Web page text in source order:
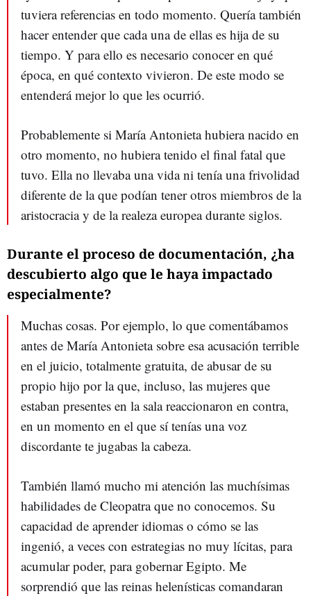
tuviera referencias en todo momento. Quería también
hacer entender que cada una de ellas es hija de su
tiempo. Y para ello es necesario conocer en qué
época, en qué contexto vivieron. De este modo se
entenderá mejor lo que les ocurrió.
Probablemente si María Antonieta hubiera nacido en
otro momento, no hubiera tenido el final fatal que
tuvo. Ella no llevaba una vida ni tenía una frivolidad
diferente de la que podían tener otros miembros de la
aristocracia y de la realeza europea durante siglos.
Durante el proceso de documentación, ¿ha
descubierto algo que le haya impactado
especialmente?
Muchas cosas. Por ejemplo, lo que comentábamos
antes de María Antonieta sobre esa acusación terrible
en el juicio, totalmente gratuita, de abusar de su
propio hijo por la que, incluso, las mujeres que
estaban presentes en la sala reaccionaron en contra,
en un momento en el que sí tenías una voz
discordante te jugabas la cabeza.
También llamó mucho mi atención las muchísimas
habilidades de Cleopatra que no conocemos. Su
capacidad de aprender idiomas o cómo se las
ingenió, a veces con estrategias no muy lícitas, para
acumular poder, para gobernar Egipto. Me
sorprendió que las reinas helenísticas comandaran